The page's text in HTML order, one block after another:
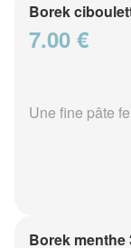
Borek
7.00 €
Une fine pâte
Borek menthe